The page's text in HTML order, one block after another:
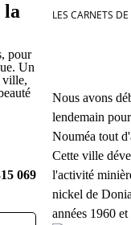
la
pour
Un
ville,
069
LES CARNETS
Nous avons
lendemain
Nouméa tout
Cette ville
l'activité
nickel de
années 1960